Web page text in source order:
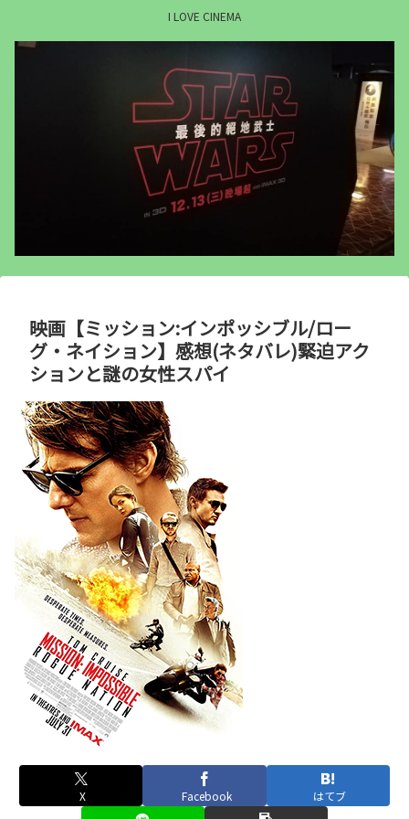
I LOVE CINEMA
映画【ミッション:インポッシブル/ロー
グ・ネイション】感想(ネタバレ)緊迫アク
ションと謎の女性スパイ
X Facebook はてブ